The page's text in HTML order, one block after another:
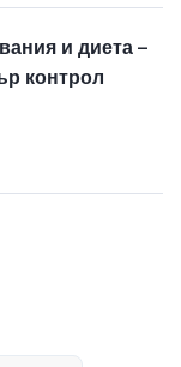
и диета –
контрол